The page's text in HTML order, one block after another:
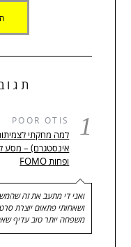
1
POOR OTIS
למה מחקתי
אינסטגרם) – מסע
ופחות FOMO
ואני די מתעב את זה
ושאחותי פתאום יוצרת
משפחה יותר טוב עדיף